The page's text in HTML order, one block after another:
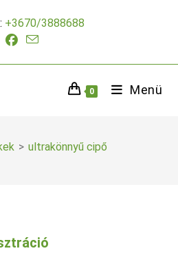
+3670/3888688
0 Menü
> ultrakönnyű cipő